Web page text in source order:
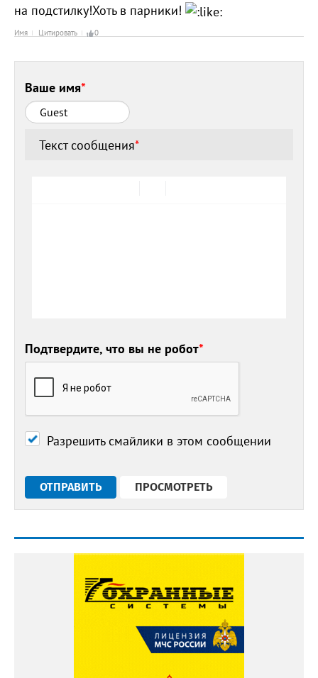
на подстилку!Хоть в парники!
Имя Цитировать 0
Ваше имя*
Текст сообщения*
Подтвердите, что вы не робот*
Разрешить смайлики в этом сообщении